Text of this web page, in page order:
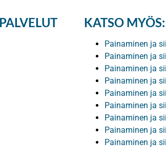
KATSO MYÖS:
Painaminen ja
Painaminen ja
Painaminen ja
Painaminen ja
Painaminen ja
Painaminen ja
Painaminen ja
Painaminen ja
Painaminen ja